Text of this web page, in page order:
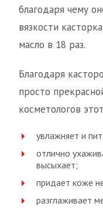
благодаря чему
вязкости
масло в 18 раз.
Благодаря
просто
косметологов
увлажняет и
отлично
высыхает;
придает коже
разглаживает